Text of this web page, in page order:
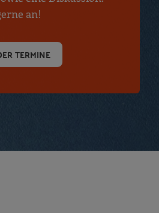
an!
TERMINE